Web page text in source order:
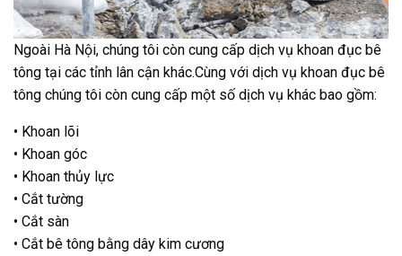
Ngoài Hà Nội, chúng tôi còn cung cấp dịch vụ khoan đục bê
tông tại các tỉnh lân cận khác.Cùng với dịch vụ khoan đục bê
tông chúng tôi còn cung cấp một số dịch vụ khác bao gồm:
• Khoan lõi
• Khoan góc
• Khoan thủy lực
• Cắt tường
• Cắt sàn
• Cắt bê tông bằng dây kim cương